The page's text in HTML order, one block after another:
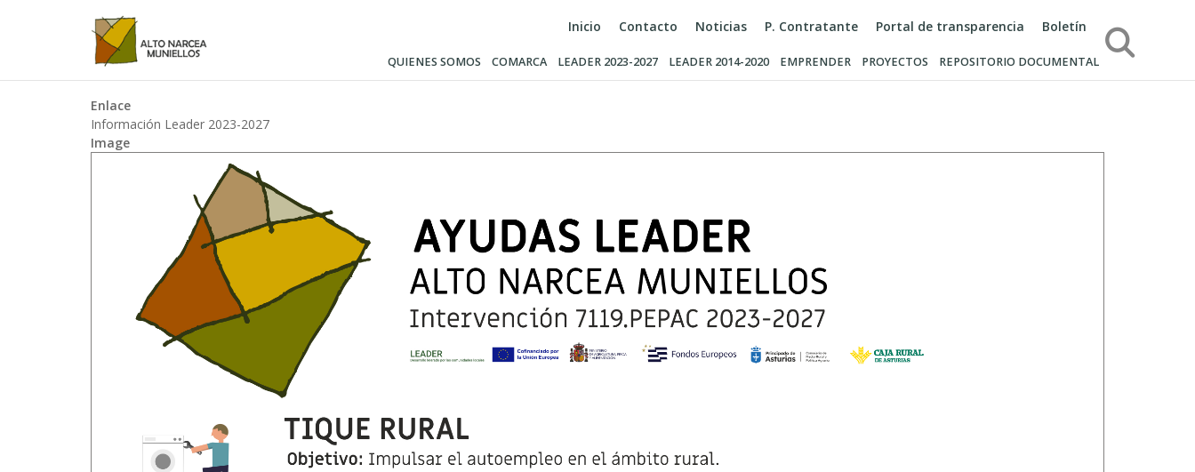
Inicio Contacto Noticias P. Contratante Portal de transparencia Boletín
QUIENES SOMOS COMARCA LEADER 2023-2027 LEADER 2014-2020 EMPRENDER PROYECTOS REPOSITORIO DOCUMENTAL
Búsqueda
Enlace
Información Leader 2023-2027
Image